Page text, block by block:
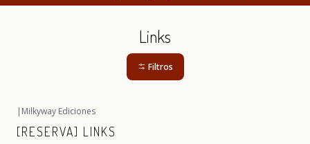
Links
Filtros
| Milkyway Ediciones
[RESERVA] LINKS